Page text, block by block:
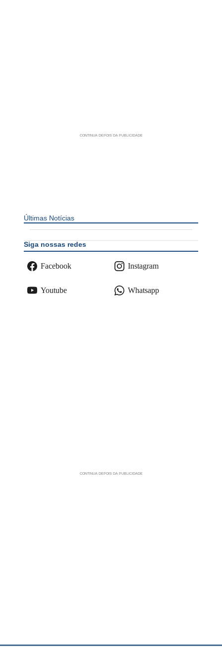
Últimas Notícias
Siga nossas redes
Facebook Instagram
Youtube Whatsapp